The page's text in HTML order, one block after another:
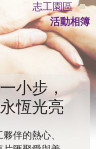
志工園區
活動相簿
小步，
恆光亮
伴的熱心、